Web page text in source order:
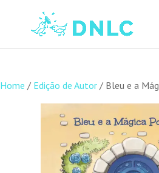
Home / Edição de Autor / Bleu e a